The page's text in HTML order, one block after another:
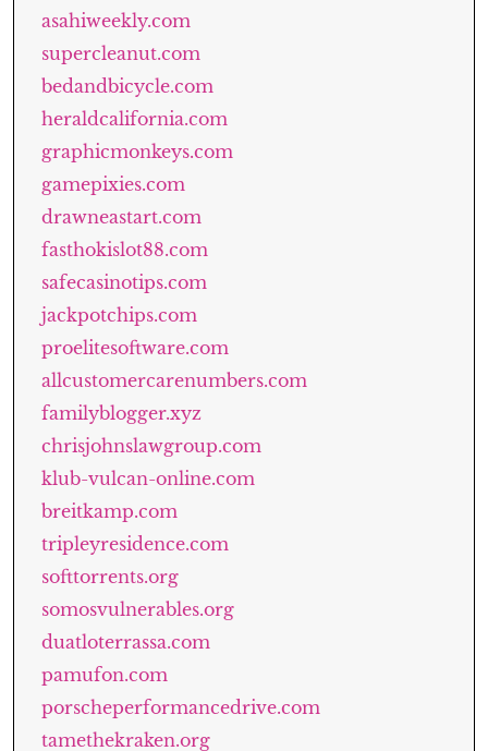
asahiweekly.com
supercleanut.com
bedandbicycle.com
heraldcalifornia.com
graphicmonkeys.com
gamepixies.com
drawneastart.com
fasthokislot88.com
safecasinotips.com
jackpotchips.com
proelitesoftware.com
allcustomercarenumbers.com
familyblogger.xyz
chrisjohnslawgroup.com
klub-vulcan-online.com
breitkamp.com
tripleyresidence.com
softtorrents.org
somosvulnerables.org
duatloterrassa.com
pamufon.com
porscheperformancedrive.com
tamethekraken.org